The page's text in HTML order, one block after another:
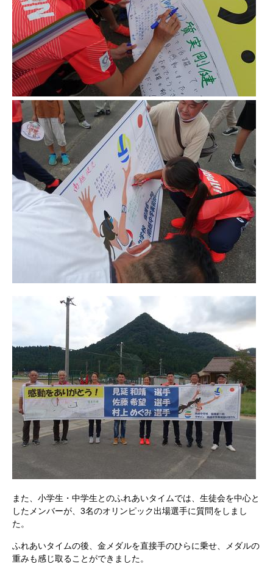
また、小学生・中学生とのふれあいタイムでは、生徒会を中心と
したメンバーが、3名のオリンピック出場選手に質問をしまし
た。
ふれあいタイムの後、金メダルを直接手のひらに乗せ、メダルの
重みも感じ取ることができました。